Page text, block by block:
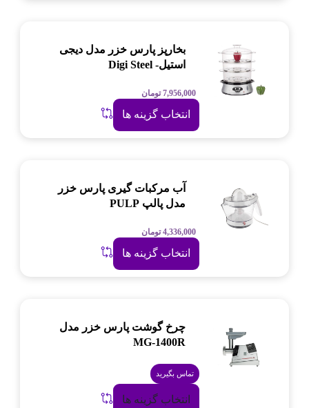
بخارپز پارس خزر مدل دیجی
استیل- Digi Steel
7,956,000 تومان
انتخاب گزینه ها
آب مرکبات گیری پارس خزر
مدل پالپ PULP
4,336,000 تومان
انتخاب گزینه ها
چرخ گوشت پارس خزر مدل
MG-1400R
تماس بگیرید
انتخاب گزینه ها